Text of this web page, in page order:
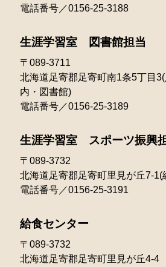
2023年01月
2022年01月
電話番号／0156-25-3188
生涯学習室 図書館担当
〒089-3711
北海道足寄郡足寄町南1条5丁目
内・図書館)
電話番号／0156-25-3189
生涯学習室 スポーツ振興
〒089-3732
北海道足寄郡足寄町里見が丘7-1(
電話番号／0156-25-3191
給食センター
〒089-3732
北海道足寄郡足寄町里見が丘4-4